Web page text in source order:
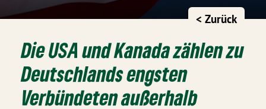
< Zurück
Die USA und Kanada zählen zu
Deutschlands engsten
Verbündeten außerhalb